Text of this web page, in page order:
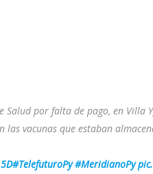
Salud por falta de pago, en Villa
vacunas que estaban
#TelefuturoPy #MeridianoPy